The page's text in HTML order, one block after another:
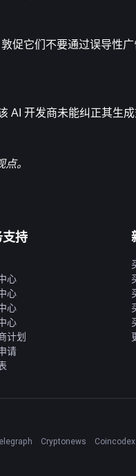
促它们不要通过误导性
AI 开发商未能纠正其生
。
支持
心
心
心
心
计划
请
Cryptonews Coincodex